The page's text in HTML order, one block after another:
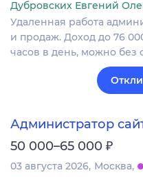
Дубровских Евгений
Удаленная работа
и продаж. Доход до 76
часов в день, можно без
Администратор
50 000–65 000 ₽
03 августа 2026 Москва